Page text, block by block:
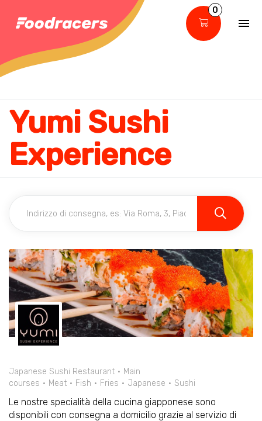
0
Yumi Sushi
Experience
Japanese Sushi Restaurant
Main
courses
Meat Fish Fries Japanese Sushi
Le nostre specialità della cucina giapponese sono
disponibili con consegna a domicilio grazie al servizio di